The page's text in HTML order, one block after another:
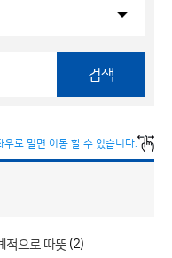
검색
우로 밀면 이동 할 수 있습니다.
적으로 따뜻 (2)